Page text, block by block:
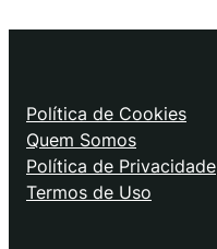
Política de Cookies
Quem Somos
Política de Privacidade
Termos de Uso